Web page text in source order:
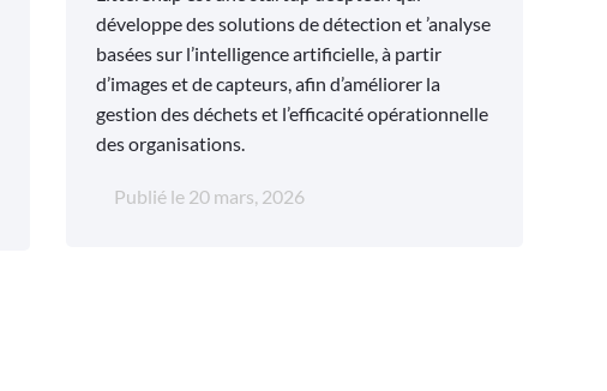
développe des solutions de détection et ’analyse
basées sur l’intelligence artificielle, à partir
d’images et de capteurs, afin d’améliorer la
gestion des déchets et l’efficacité opérationnelle
des organisations.
Publié le 20 mars, 2026